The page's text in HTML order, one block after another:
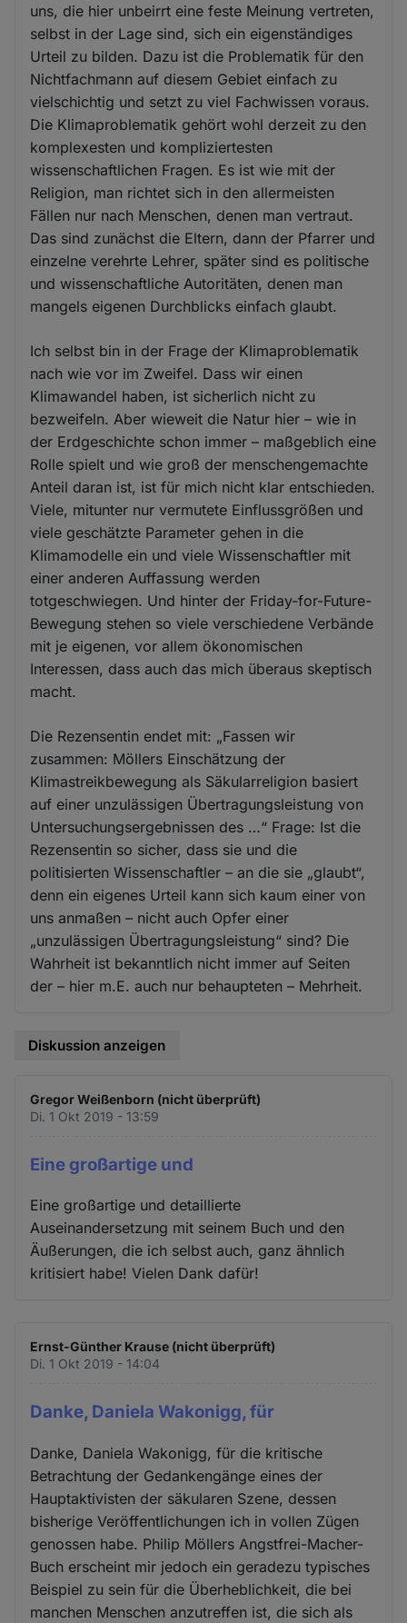
uns, die hier unbeirrt eine feste Meinung vertreten,
selbst in der Lage sind, sich ein eigenständiges
Urteil zu bilden. Dazu ist die Problematik für den
Nichtfachmann auf diesem Gebiet einfach zu
vielschichtig und setzt zu viel Fachwissen voraus.
Die Klimaproblematik gehört wohl derzeit zu den
komplexesten und kompliziertesten
wissenschaftlichen Fragen. Es ist wie mit der
Religion, man richtet sich in den allermeisten
Fällen nur nach Menschen, denen man vertraut.
Das sind zunächst die Eltern, dann der Pfarrer und
einzelne verehrte Lehrer, später sind es politische
und wissenschaftliche Autoritäten, denen man
mangels eigenen Durchblicks einfach glaubt.
Ich selbst bin in der Frage der Klimaproblematik
nach wie vor im Zweifel. Dass wir einen
Klimawandel haben, ist sicherlich nicht zu
bezweifeln. Aber wieweit die Natur hier – wie in
der Erdgeschichte schon immer – maßgeblich eine
Rolle spielt und wie groß der menschengemachte
Anteil daran ist, ist für mich nicht klar entschieden.
Viele, mitunter nur vermutete Einflussgrößen und
viele geschätzte Parameter gehen in die
Klimamodelle ein und viele Wissenschaftler mit
einer anderen Auffassung werden
totgeschwiegen. Und hinter der Friday-for-Future-
Bewegung stehen so viele verschiedene Verbände
mit je eigenen, vor allem ökonomischen
Interessen, dass auch das mich überaus skeptisch
macht.
Die Rezensentin endet mit: „Fassen wir
zusammen: Möllers Einschätzung der
Klimastreikbewegung als Säkularreligion basiert
auf einer unzulässigen Übertragungsleistung von
Untersuchungsergebnissen des …“ Frage: Ist die
Rezensentin so sicher, dass sie und die
politisierten Wissenschaftler – an die sie „glaubt“,
denn ein eigenes Urteil kann sich kaum einer von
uns anmaßen – nicht auch Opfer einer
„unzulässigen Übertragungsleistung“ sind? Die
Wahrheit ist bekanntlich nicht immer auf Seiten
der – hier m.E. auch nur behaupteten – Mehrheit.
Diskussion anzeigen
Gregor Weißenborn (nicht überprüft)
Di. 1 Okt 2019 - 13:59
Eine großartige und
Eine großartige und detaillierte
Auseinandersetzung mit seinem Buch und den
Äußerungen, die ich selbst auch, ganz ähnlich
kritisiert habe! Vielen Dank dafür!
Ernst-Günther Krause (nicht überprüft)
Di. 1 Okt 2019 - 14:04
Danke, Daniela Wakonigg, für
Danke, Daniela Wakonigg, für die kritische
Betrachtung der Gedankengänge eines der
Hauptaktivisten der säkularen Szene, dessen
bisherige Veröffentlichungen ich in vollen Zügen
genossen habe. Philip Möllers Angstfrei-Macher-
Buch erscheint mir jedoch ein geradezu typisches
Beispiel zu sein für die Überheblichkeit, die bei
manchen Menschen anzutreffen ist, die sich als